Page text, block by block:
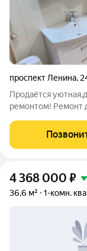
проспект Ленина,
Продаётся
ремонтом! Ремонт
полностью готова
мебель! Один
4 368 000 ₽
36,6 м² 1-комн.